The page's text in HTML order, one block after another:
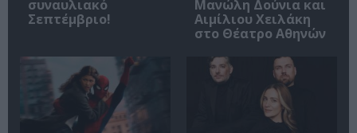
συναυλιακό
Σεπτέμβριο!
Μανώλη Δούνια και
Αιμίλιου Χειλάκη
στο Θέατρο Αθηνών